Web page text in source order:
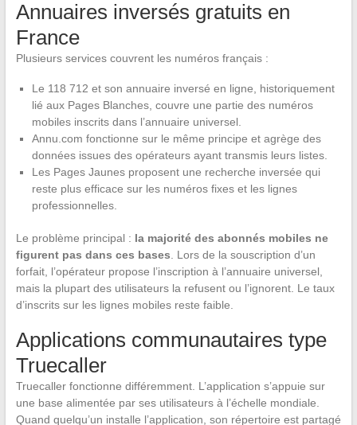
Annuaires inversés gratuits en
France
Plusieurs services couvrent les numéros français :
Le 118 712 et son annuaire inversé en ligne, historiquement
lié aux Pages Blanches, couvre une partie des numéros
mobiles inscrits dans l’annuaire universel.
Annu.com fonctionne sur le même principe et agrège des
données issues des opérateurs ayant transmis leurs listes.
Les Pages Jaunes proposent une recherche inversée qui
reste plus efficace sur les numéros fixes et les lignes
professionnelles.
Le problème principal : la majorité des abonnés mobiles ne
figurent pas dans ces bases. Lors de la souscription d’un
forfait, l’opérateur propose l’inscription à l’annuaire universel,
mais la plupart des utilisateurs la refusent ou l’ignorent. Le taux
d’inscrits sur les lignes mobiles reste faible.
Applications communautaires type
Truecaller
Truecaller fonctionne différemment. L’application s’appuie sur
une base alimentée par ses utilisateurs à l’échelle mondiale.
Quand quelqu’un installe l’application, son répertoire est partagé